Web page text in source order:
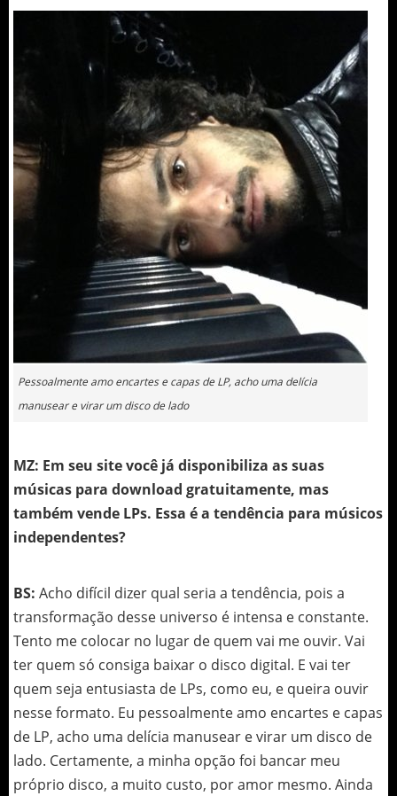
Pessoalmente amo encartes e capas de LP, acho uma delícia
manusear e virar um disco de lado
MZ: Em seu site você já disponibiliza as suas
músicas para download gratuitamente, mas
também vende LPs. Essa é a tendência para músicos
independentes?
BS: Acho difícil dizer qual seria a tendência, pois a
transformação desse universo é intensa e constante.
Tento me colocar no lugar de quem vai me ouvir. Vai
ter quem só consiga baixar o disco digital. E vai ter
quem seja entusiasta de LPs, como eu, e queira ouvir
nesse formato. Eu pessoalmente amo encartes e capas
de LP, acho uma delícia manusear e virar um disco de
lado. Certamente, a minha opção foi bancar meu
próprio disco, a muito custo, por amor mesmo. Ainda